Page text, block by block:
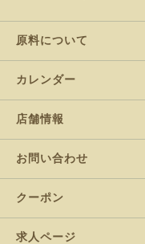
原料について
カレンダー
店舗情報
お問い合わせ
クーポン
求人ページ